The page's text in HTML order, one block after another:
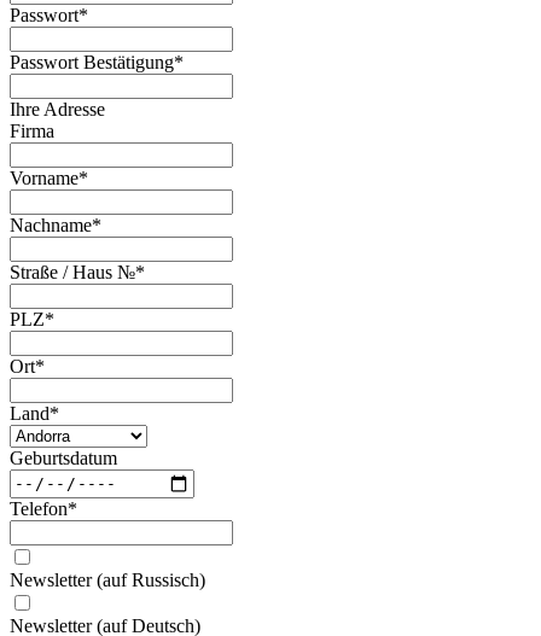
Passwort*
Passwort Bestätigung*
Ihre Adresse
Firma
Vorname*
Nachname*
Straße / Haus №*
PLZ*
Ort*
Land*
Geburtsdatum
Telefon*
Newsletter (auf Russisch)
Newsletter (auf Deutsch)